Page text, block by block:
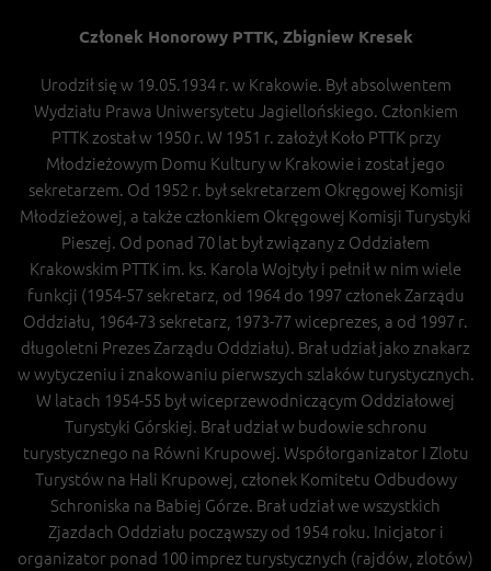
Członek Honorowy PTTK, Zbigniew Kresek
Urodził się w 19.05.1934 r. w Krakowie. Był absolwentem
Wydziału Prawa Uniwersytetu Jagiellońskiego. Członkiem
PTTK został w 1950 r. W 1951 r. założył Koło PTTK przy
Młodzieżowym Domu Kultury w Krakowie i został jego
sekretarzem. Od 1952 r. był sekretarzem Okręgowej Komisji
Młodzieżowej, a także członkiem Okręgowej Komisji Turystyki
Pieszej. Od ponad 70 lat był związany z Oddziałem
Krakowskim PTTK im. ks. Karola Wojtyły i pełnił w nim wiele
funkcji (1954-57 sekretarz, od 1964 do 1997 członek Zarządu
Oddziału, 1964-73 sekretarz, 1973-77 wiceprezes, a od 1997 r.
długoletni Prezes Zarządu Oddziału). Brał udział jako znakarz
w wytyczeniu i znakowaniu pierwszych szlaków turystycznych.
W latach 1954-55 był wiceprzewodniczącym Oddziałowej
Turystyki Górskiej. Brał udział w budowie schronu
turystycznego na Równi Krupowej. Współorganizator I Zlotu
Turystów na Hali Krupowej, członek Komitetu Odbudowy
Schroniska na Babiej Górze. Brał udział we wszystkich
Zjazdach Oddziału począwszy od 1954 roku. Inicjator i
organizator ponad 100 imprez turystycznych (rajdów, zlotów)